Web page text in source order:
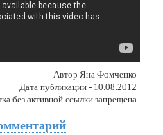
Автор Яна Фомченко
Дата публикации - 10.08.2012
без активной ссылки запрещена